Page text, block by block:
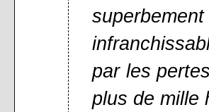
par les
plus de mille